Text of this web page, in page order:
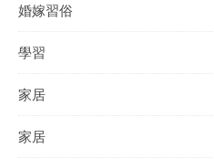
婚嫁習俗
學習
家居
家居